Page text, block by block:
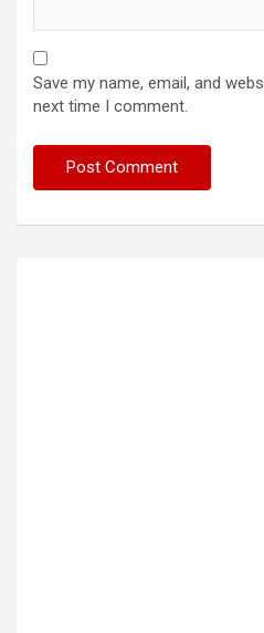
Save my name, email, and
next time I comment.